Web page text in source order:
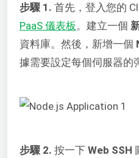
步驟 1. 首先，登入您的
PaaS 儀表板 。建立一個
資料庫。然後，新增一個
據需要設定每個伺服器的
步驟 2. 按一下 Web SSH